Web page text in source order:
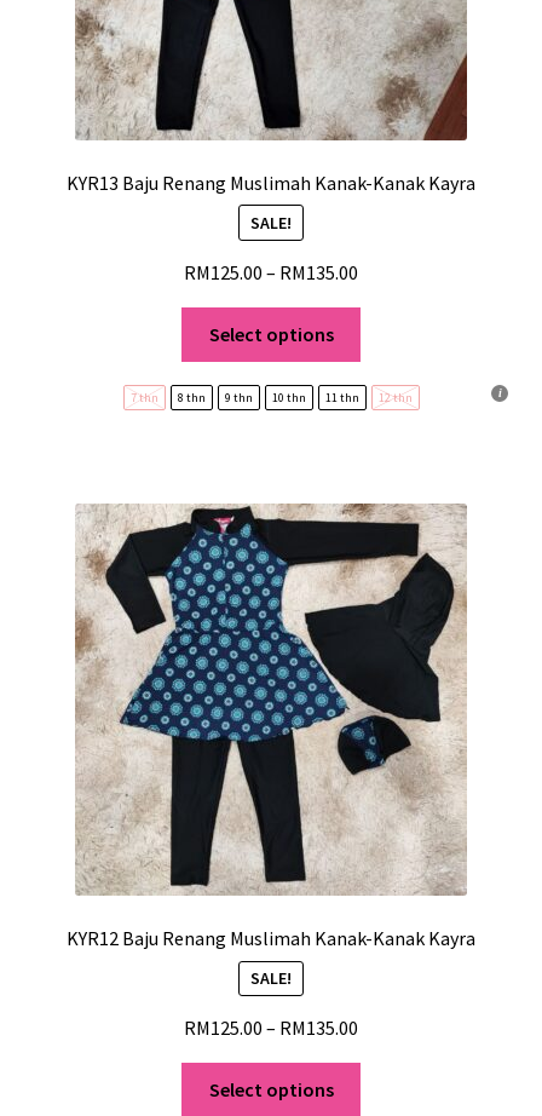
KYR13 Baju Renang Muslimah Kanak-Kanak Kayra
SALE!
RM125.00 – RM135.00
Select options
7 thn 8 thn 9 thn 10 thn 11 thn 12 thn
KYR12 Baju Renang Muslimah Kanak-Kanak Kayra
SALE!
RM125.00 – RM135.00
Select options